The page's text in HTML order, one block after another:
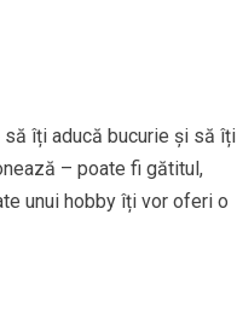
îți aducă bucurie și să îți
– poate fi gătitul,
unui hobby îți vor oferi o